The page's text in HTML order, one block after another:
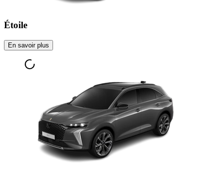
Étoile
En savoir plus